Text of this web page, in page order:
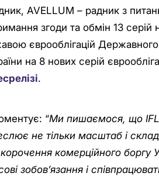
AVELLUM – радник з
згоди та обмін 13 серій
єврооблігацій
на 8 нових серій
.
“Ми пишаємося, що
не тільки масштаб і
комерційного боргу
зобов’язання і